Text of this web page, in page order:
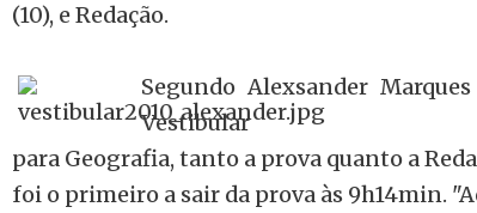
(10), e Redação.
Segundo Alexsander
Vestibular
para Geografia, tanto a prova quanto a
foi o primeiro a sair da prova às 9h14min.